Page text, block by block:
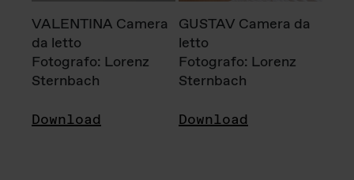
VALENTINA Camera
da letto
Fotografo: Lorenz
Sternbach
Download
GUSTAV Camera da
letto
Fotografo: Lorenz
Sternbach
Download